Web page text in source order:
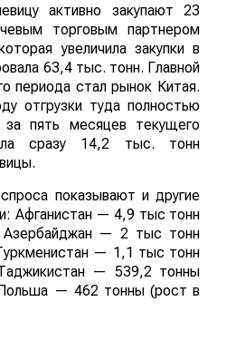
активно закупают 23
торговым партнером
увеличила закупки в
63,4 тыс. тонн. Главной
периода стал рынок Китая.
отгрузки туда полностью
за пять месяцев текущего
сразу 14,2 тыс. тонн
показывают и другие
Афганистан — 4,9 тыс тонн
— 2 тыс тонн
— 1,1 тыс тонн
— 539,2 тонны
— 462 тонны (рост в